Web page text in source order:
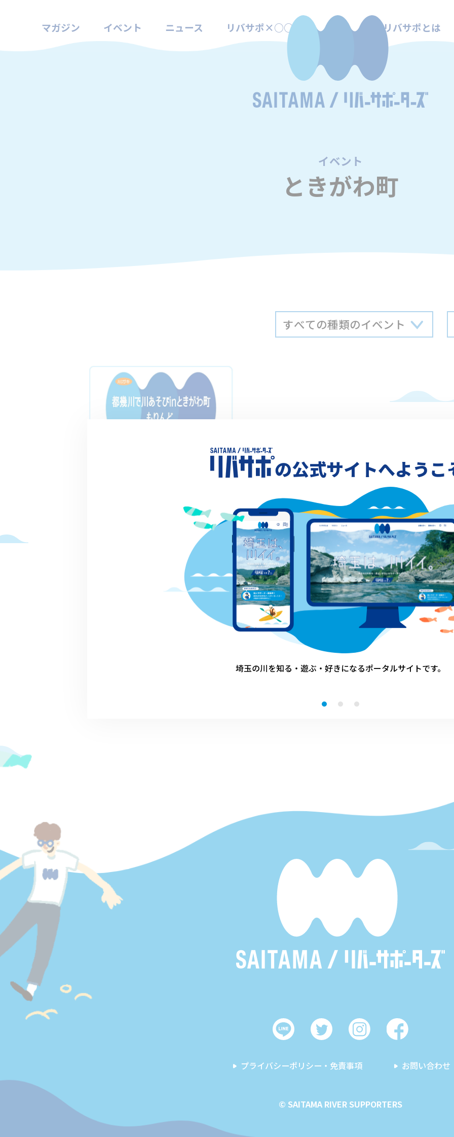
マガジン イベント ニュース リバサポ×○○ リバサポとは
イベント
/
ときがわ町
2022.08.06(土) 9:00～12:0
1
プライバシーポリシー・免責事項 お問い合わせ
© SAITAMA RIVER SUPPORTERS
の公式サイトへようこ
埼玉の川を知る・遊ぶ・好きになるポータルサイトです。